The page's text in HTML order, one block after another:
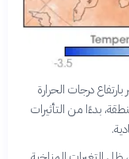
درجات الحرارة
بدءًا من التأثيرات